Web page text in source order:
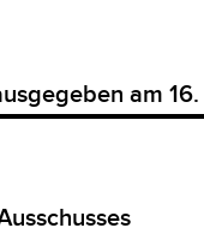
am